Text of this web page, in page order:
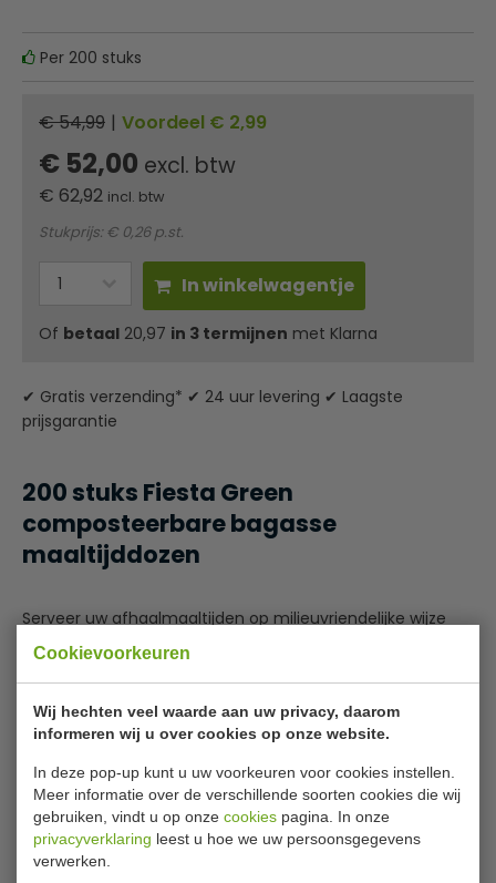
Cookievoorkeuren
Wij hechten veel waarde aan uw privacy, daarom
informeren wij u over cookies op onze website.
In deze pop-up kunt u uw voorkeuren voor cookies instellen.
Meer informatie over de verschillende soorten cookies die wij
gebruiken, vindt u op onze cookies pagina. In onze
privacyverklaring leest u hoe we uw persoonsgegevens
verwerken.
Per 200 stuks
€ 54,99 | Voordeel € 2,99
€ 52,00 excl. btw
€ 62,92 incl. btw
Stukprijs: € 0,26 p.st.
In winkelwagentje
Of betaal 20,97 in 3 termijnen met Klarna
✔ Gratis verzending* ✔ 24 uur levering ✔ Laagste
prijsgarantie
200 stuks Fiesta Green
composteerbare bagasse
maaltijddozen
Serveer uw afhaalmaaltijden op milieuvriendelijke wijze
met de composteerbare bagasse voedselbakjes met
minimale impact hebben op de grondstoffen van de
aarde en bovendien industrieel composteerbaar zijn na
gebruik. Zo verkleint u uw ecologische voetafdruk, gaat er
minder afval naar de stortplaats en komt u tegemoet
aan de toenemende vraag naar milieuvriendelijke
verpakkingen.
Lees meer
Specificaties
Model
FC524